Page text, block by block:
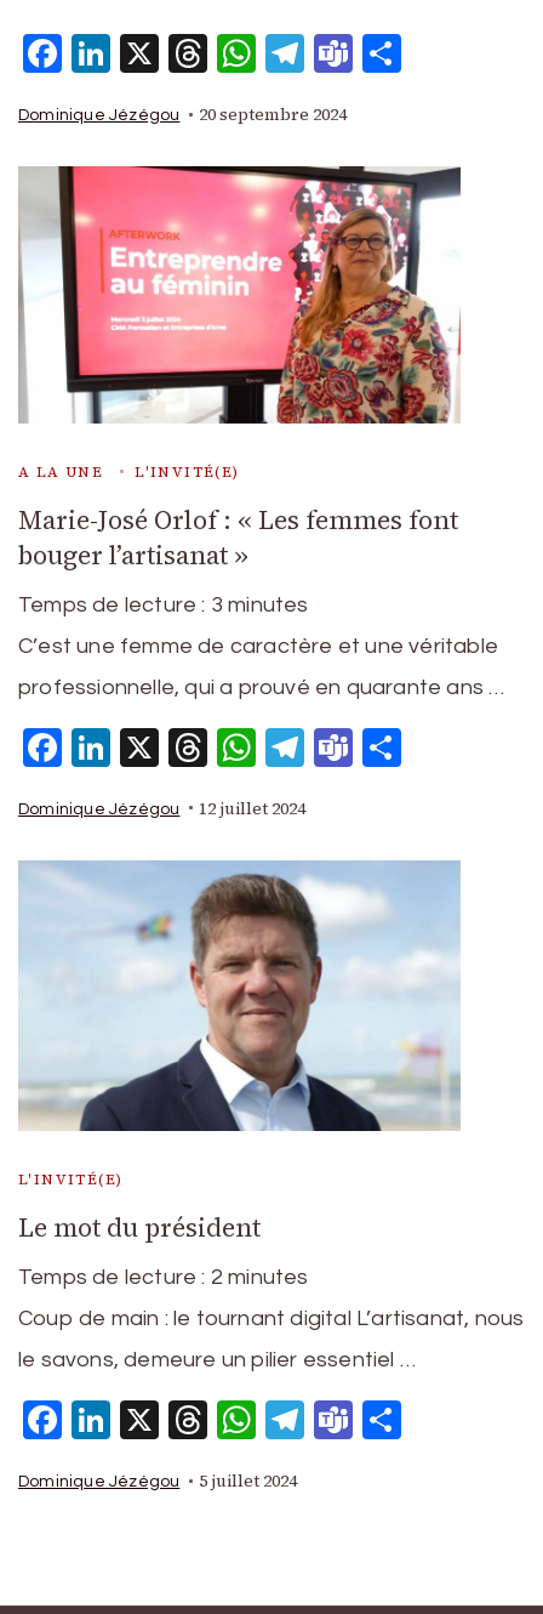
Facebook
LinkedIn
X Threads
WhatsApp
Telegram
Teams
Dominique Jézégou 20 septembre 2024
A LA UNE L'INVITÉ(E)
Marie-José Orlof : « Les femmes font
bouger l’artisanat »
Temps de lecture : 3 minutes
C’est une femme de caractère et une véritable
professionnelle, qui a prouvé en quarante ans …
Facebook
LinkedIn
X Threads
WhatsApp
Telegram
Teams
Dominique Jézégou 12 juillet 2024
L'INVITÉ(E)
Le mot du président
Temps de lecture : 2 minutes
Coup de main : le tournant digital L’artisanat, nous
le savons, demeure un pilier essentiel …
Facebook
LinkedIn
X Threads
WhatsApp
Telegram
Teams
Dominique Jézégou 5 juillet 2024